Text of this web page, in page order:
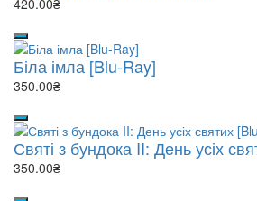
420.00₴
Біла імла [Blu-Ray]
350.00₴
Святі з бундока II: День усіх
350.00₴